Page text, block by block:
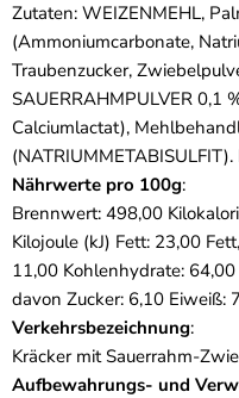
Zutaten: WEIZENMEHL,
(Ammoniumcarbonate,
Traubenzucker,
SAUERRAHMPULVER 0,1
Calciumlactat),
Nährwerte pro 100g:
Brennwert: 498,00
Kilojoule (kJ) Fett: 23,00
11,00 Kohlenhydrate:
davon Zucker: 6,10 Eiweiß:
Verkehrsbezeichnung:
Kräcker mit Sauerrahm-
Aufbewahrungs- und